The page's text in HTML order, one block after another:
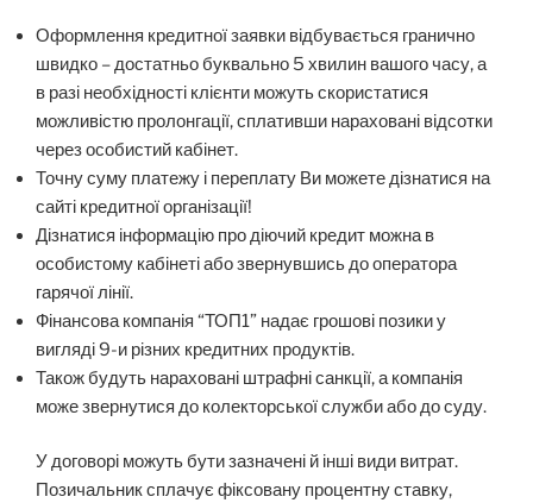
Оформлення кредитної заявки відбувається гранично
швидко – достатньо буквально 5 хвилин вашого часу, а
в разі необхідності клієнти можуть скористатися
можливістю пролонгації, сплативши нараховані відсотки
через особистий кабінет.
Точну суму платежу і переплату Ви можете дізнатися на
сайті кредитної організації!
Дізнатися інформацію про діючий кредит можна в
особистому кабінеті або звернувшись до оператора
гарячої лінії.
Фінансова компанія “ТОП1” надає грошові позики у
вигляді 9-и різних кредитних продуктів.
Також будуть нараховані штрафні санкції, а компанія
може звернутися до колекторської служби або до суду.
У договорі можуть бути зазначені й інші види витрат.
Позичальник сплачує фіксовану процентну ставку,